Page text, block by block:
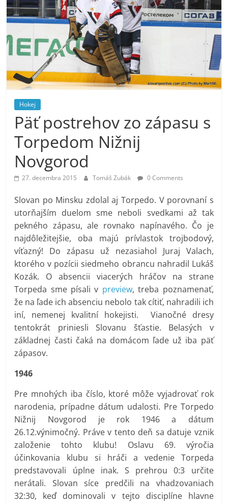
Hokej
Päť postrehov zo zápasu s
Torpedom Nižnij
Novgorod
27. decembra 2015 Tomáš Zubák 0 Comments
Slovan po Minsku zdolal aj Torpedo. V porovnaní s
utorňajším duelom sme neboli svedkami až tak
pekného zápasu, ale rovnako napínavého. Čo je
najdôležitejšie, oba majú prívlastok trojbodový,
víťazný! Do zápasu už nezasiahol Juraj Valach,
ktorého v pozícii siedmeho obrancu nahradil Lukáš
Kozák. O absencii viacerých hráčov na strane
Torpeda sme písali v preview, treba poznamenať,
že na ľade ich absenciu nebolo tak cítiť, nahradili ich
iní, nemenej kvalitní hokejisti. Vianočné dresy
tentokrát priniesli Slovanu šťastie. Belasých v
základnej časti čaká na domácom ľade už iba päť
zápasov.
1946
Pre mnohých iba číslo, ktoré môže vyjadrovať rok
narodenia, prípadne dátum udalosti. Pre Torpedo
Nižnij Novgorod je rok 1946 a dátum
26.12.výnimočný. Práve v tento deň sa datuje vznik
založenie tohto klubu! Oslavu 69. výročia
účinkovania klubu si hráči a vedenie Torpeda
predstavovali úplne inak. S prehrou 0:3 určite
nerátali. Slovan síce predčili na vhadzovaniach
32:30, keď dominovali v tejto disciplíne hlavne